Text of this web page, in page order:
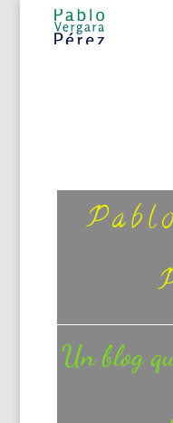
Un blog